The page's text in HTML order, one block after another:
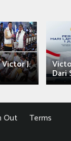
J.
Dari
Out
Terms